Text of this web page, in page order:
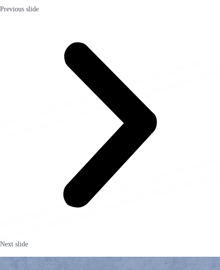
Previous slide
Next slide